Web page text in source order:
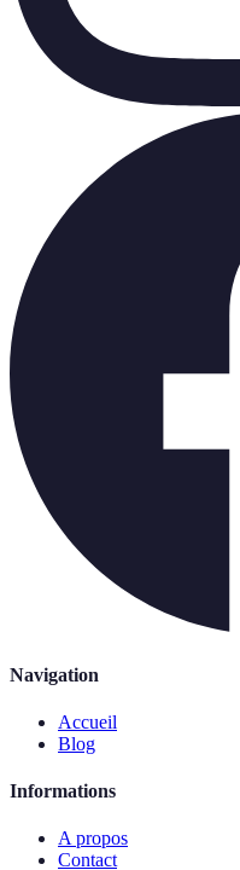
Navigation
Accueil
Blog
Informations
A propos
Contact